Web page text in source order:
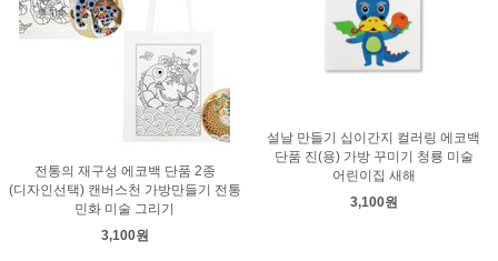
전통의 재구성 에코백 단품 2종
(디자인선택) 캔버스천 가방만들기 전통
민화 미술 그리기
3,100원
설날 만들기 십이간지 컬러링 에코백
단품 진(용) 가방 꾸미기 청룡 미술
어린이집 새해
3,100원